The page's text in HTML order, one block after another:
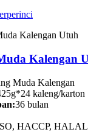
Kalengan
Muda Kalengan
kaleng/karton
36 bulan
HACCP, HALAL